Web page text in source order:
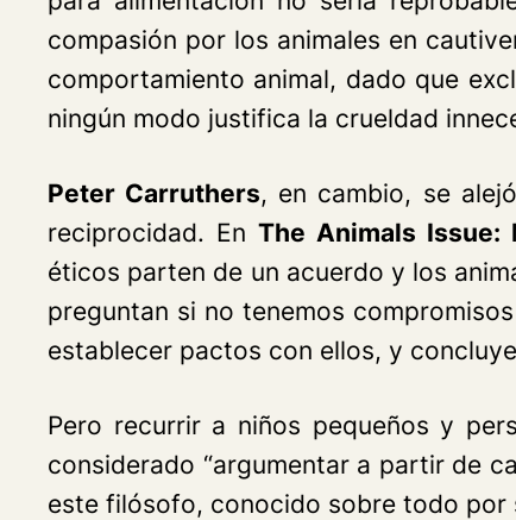
compasión por los animales en
comportamiento animal, dado que
ningún modo justifica la crueldad
Peter Carruthers, en cambio, se
reciprocidad. EnThe Animals Issue:
éticos parten de un acuerdo y los
preguntan si no tenemos
establecer pactos con ellos, y
Pero recurrir a niños pequeños y
considerado “argumentar a partir de
este filósofo, conocido sobre todo por